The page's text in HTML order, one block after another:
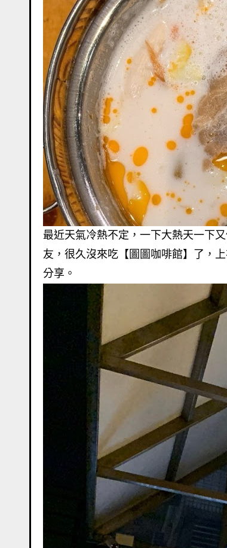
最近天氣冷熱不定，一下大熱天一下
友，很久沒來吃【圖圖咖啡館】了，
分享。